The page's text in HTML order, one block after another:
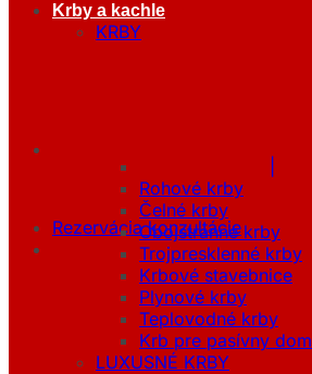
Rezervácia konzultácie
Krby a kachle
KRBY
Rohové krby
Čelné krby
Obojstranné krby
Trojpresklenné krby
Krbové stavebnice
Plynové krby
Teplovodné krby
Krb pre pasívny dom
LUXUSNÉ KRBY